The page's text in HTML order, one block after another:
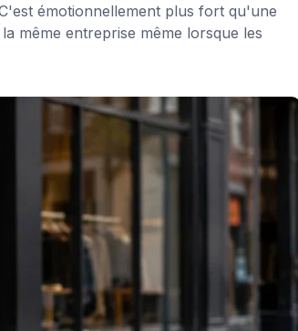
émotionnellement plus fort qu'une
même entreprise même lorsque les